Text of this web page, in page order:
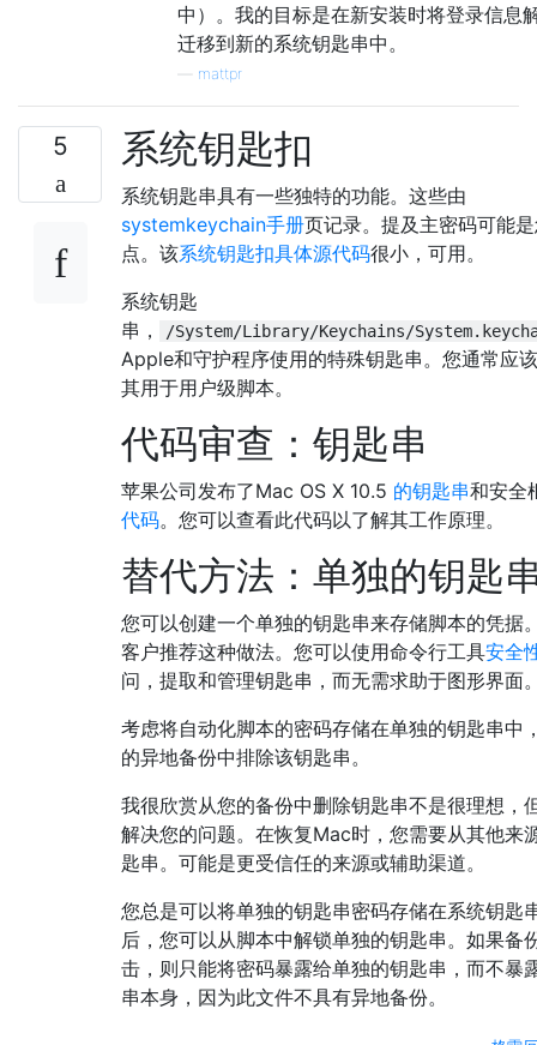
中）。我的目标是在新安装时将登录信息
迁移到新的系统钥匙串中。
mattpr
5 系统钥匙扣
系统钥匙串具有一些独特的功能。这些由
systemkeychain手册页记录。提及主密码可能
点。该系统钥匙扣具体源代码很小，可用。
系统钥匙
串，
/System/Library/Keychains/
Apple和守护程序使用的特殊钥匙串。您通常应
其用于用户级脚本。
代码审查：钥匙串
苹果公司发布了Mac OS X 10.5 的钥匙串和安全
代码。您可以查看此代码以了解其工作原理。
替代方法：单独的钥匙
您可以创建一个单独的钥匙串来存储脚本的凭据
客户推荐这种做法。您可以使用命令行工具安全
问，提取和管理钥匙串，而无需求助于图形界面
考虑将自动化脚本的密码存储在单独的钥匙串中
的异地备份中排除该钥匙串。
我很欣赏从您的备份中删除钥匙串不是很理想，
解决您的问题。在恢复Mac时，您需要从其他来
匙串。可能是更受信任的来源或辅助渠道。
您总是可以将单独的钥匙串密码存储在系统钥匙
后，您可以从脚本中解锁单独的钥匙串。如果备
击，则只能将密码暴露给单独的钥匙串，而不暴
串本身，因为此文件不具有异地备份。